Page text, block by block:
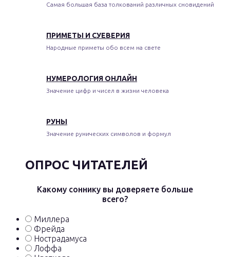
Самая большая база толкований различных сновидений
ПРИМЕТЫ И СУЕВЕРИЯ
Народные приметы обо всем на свете
НУМЕРОЛОГИЯ ОНЛАЙН
Значение цифр и чисел в жизни человека
РУНЫ
Значение рунических символов и формул
ОПРОС ЧИТАТЕЛЕЙ
Какому соннику вы доверяете больше
всего?
Миллера
Фрейда
Нострадамуса
Лоффа